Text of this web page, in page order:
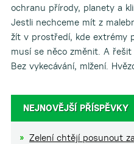
ochranu přírody, planety a
Jestli nechceme mít z
žít v prostředí, kde extrémy
musí se něco změnit. A
Bez vykecávání, mlžení.
NEJNOVĚJŠÍ PŘÍSPĚVKY
Zelení chtějí posunout